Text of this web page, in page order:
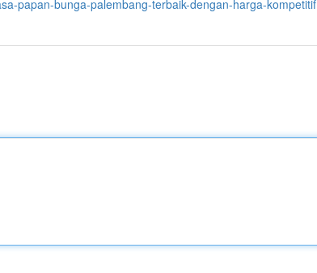
papan-bunga-palembang-terbaik-dengan-harga-kompetitif